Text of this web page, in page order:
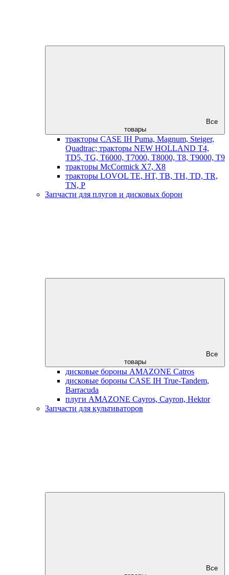
Все
товары
тракторы CASE IH Puma, Magnum, Steiger,
Quadtrac; тракторы NEW HOLLAND T4,
TD5, TG, T6000, T7000, T8000, T8, T9000, T9
тракторы McCormick X7, X8
тракторы LOVOL TE, HT, TB, TH, TD, TR,
TN, P
Запчасти для плугов и дисковых борон
Все
товары
дисковые бороны AMAZONE Catros
дисковые бороны CASE IH True-Tandem,
Barracuda
плуги AMAZONE Cayros, Cayron, Hektor
Запчасти для культиваторов
Все